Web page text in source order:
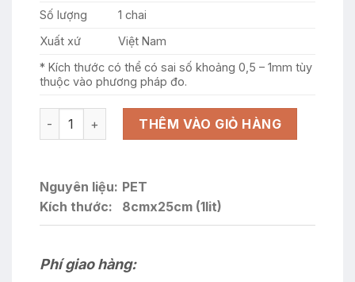
Số lượng
1 chai
Xuất xứ
Việt Nam
* Kích thước có thể có sai số khoảng 0,5 – 1mm tùy
thuộc vào phương pháp đo.
Chai nhựa 1 lít trong suốt, nắp vặn nhựa nguyên sinh
THÊM VÀO GIỎ HÀNG
Nguyên liệu: PET
Kích thước:
8cmx25cm (1lit)
Phí giao hàng: